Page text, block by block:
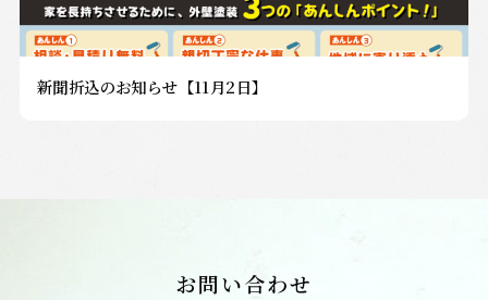
新聞折込のお知らせ【11月2日】
お問い合わせ